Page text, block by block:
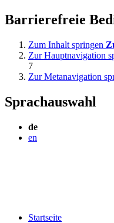
Barrierefreie
Zum Inhalt springen
Zur Hauptnavigation
7
Zur Metanavigation
Sprachauswahl
de
en
Startseite